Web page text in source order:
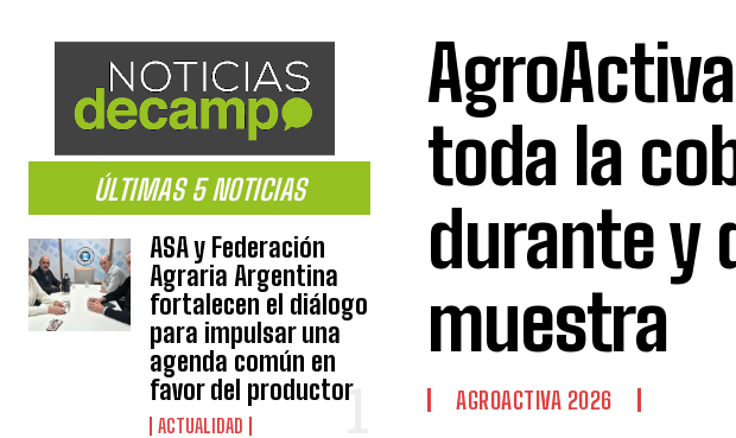
ÚLTIMAS 5 NOTICIAS
ASA y Federación
Agraria Argentina
fortalecen el diálogo
para impulsar una
agenda común en
favor del productor
ACTUALIDAD
toda la
durante y
muestra
AGROACTIVA 2026